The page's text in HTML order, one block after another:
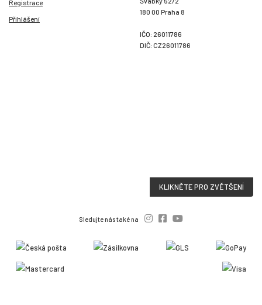
Registrace
Přihlášení
180 00 Praha 8
IČO: 26011786
DIČ: CZ26011786
KLIKNĚTE PRO ZVĚTŠENÍ
Sledujte nás také na